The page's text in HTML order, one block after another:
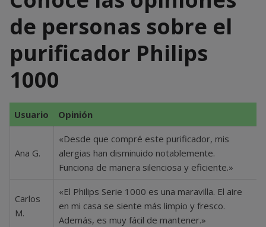
de personas sobre el
purificador Philips
1000
Usuario Opinión
Ana G.
«Desde que compré este purificador, mis
alergias han disminuido notablemente.
Funciona de manera silenciosa y eficiente.»
Carlos
M.
«El Philips Serie 1000 es una maravilla. El aire
en mi casa se siente más limpio y fresco.
Además, es muy fácil de mantener.»